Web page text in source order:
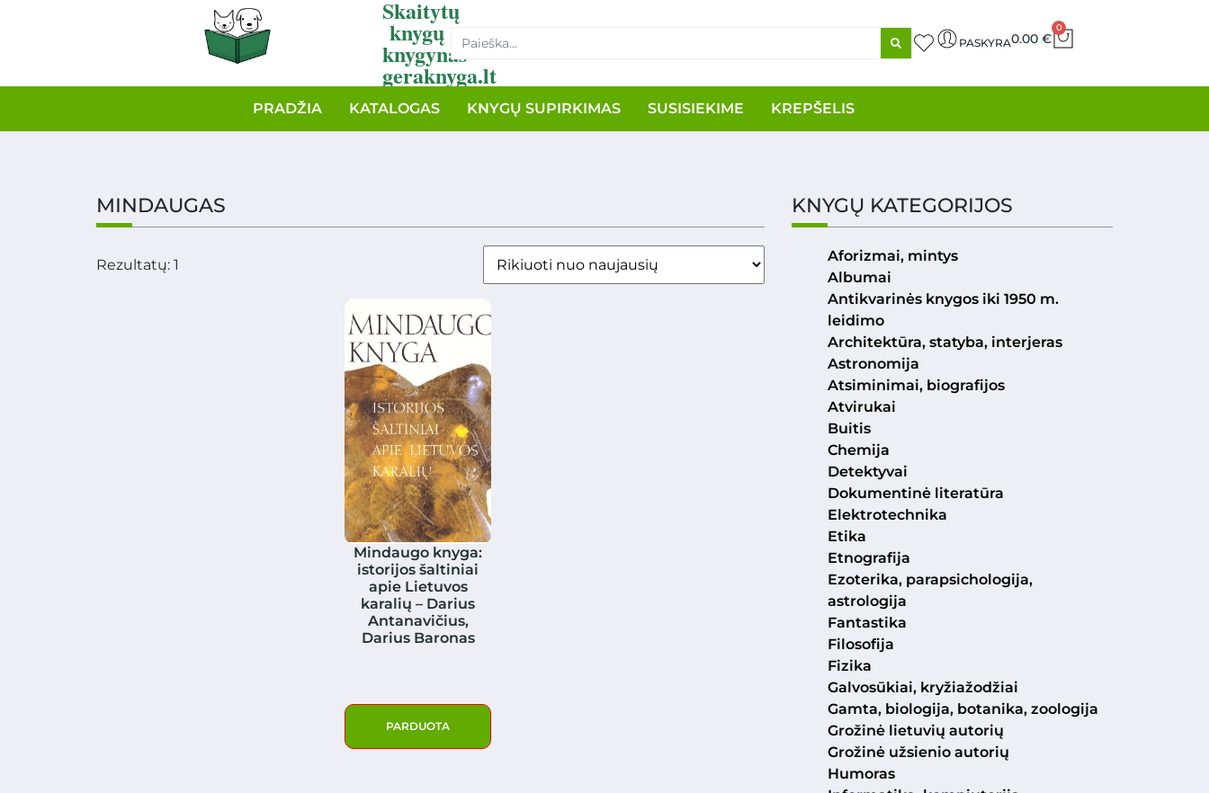
Skaitytų
knygų
knygynas
geraknyga.lt
PASKYRA0.00 €
0
PRADŽIA KATALOGAS KNYGŲ SUPIRKIMAS SUSISIEKIME KREPŠELIS
MINDAUGAS
Rezultatų: 1
Mindaugo knyga:
istorijos šaltiniai
apie Lietuvos
karalių – Darius
Antanavičius,
Darius Baronas
PARDUOTA
KNYGŲ KATEGORIJOS
Aforizmai, mintys
Albumai
Antikvarinės knygos iki 1950 m.
leidimo
Architektūra, statyba, interjeras
Astronomija
Atsiminimai, biografijos
Atvirukai
Buitis
Chemija
Detektyvai
Dokumentinė literatūra
Elektrotechnika
Etika
Etnografija
Ezoterika, parapsichologija,
astrologija
Fantastika
Filosofija
Fizika
Galvosūkiai, kryžiažodžiai
Gamta, biologija, botanika, zoologija
Grožinė lietuvių autorių
Grožinė užsienio autorių
Humoras